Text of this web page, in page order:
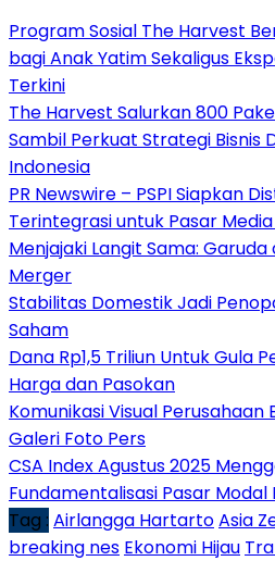
Program Sosial The Harvest
bagi Anak Yatim Sekaligus
Terkini
The Harvest Salurkan 800
Sambil Perkuat Strategi Bisnis
Indonesia
PR Newswire – PSPI Siapkan
Terintegrasi untuk Pasar
Menjajaki Langit Sama:
Merger
Stabilitas Domestik Jadi
Saham
Dana Rp1,5 Triliun Untuk Gula
Harga dan Pasokan
Komunikasi Visual
Galeri Foto Pers
CSA Index Agustus 2025
Fundamentalisasi Pasar Modal
Tag : Airlangga HartartoAsia
breaking nes Ekonomi Hijau